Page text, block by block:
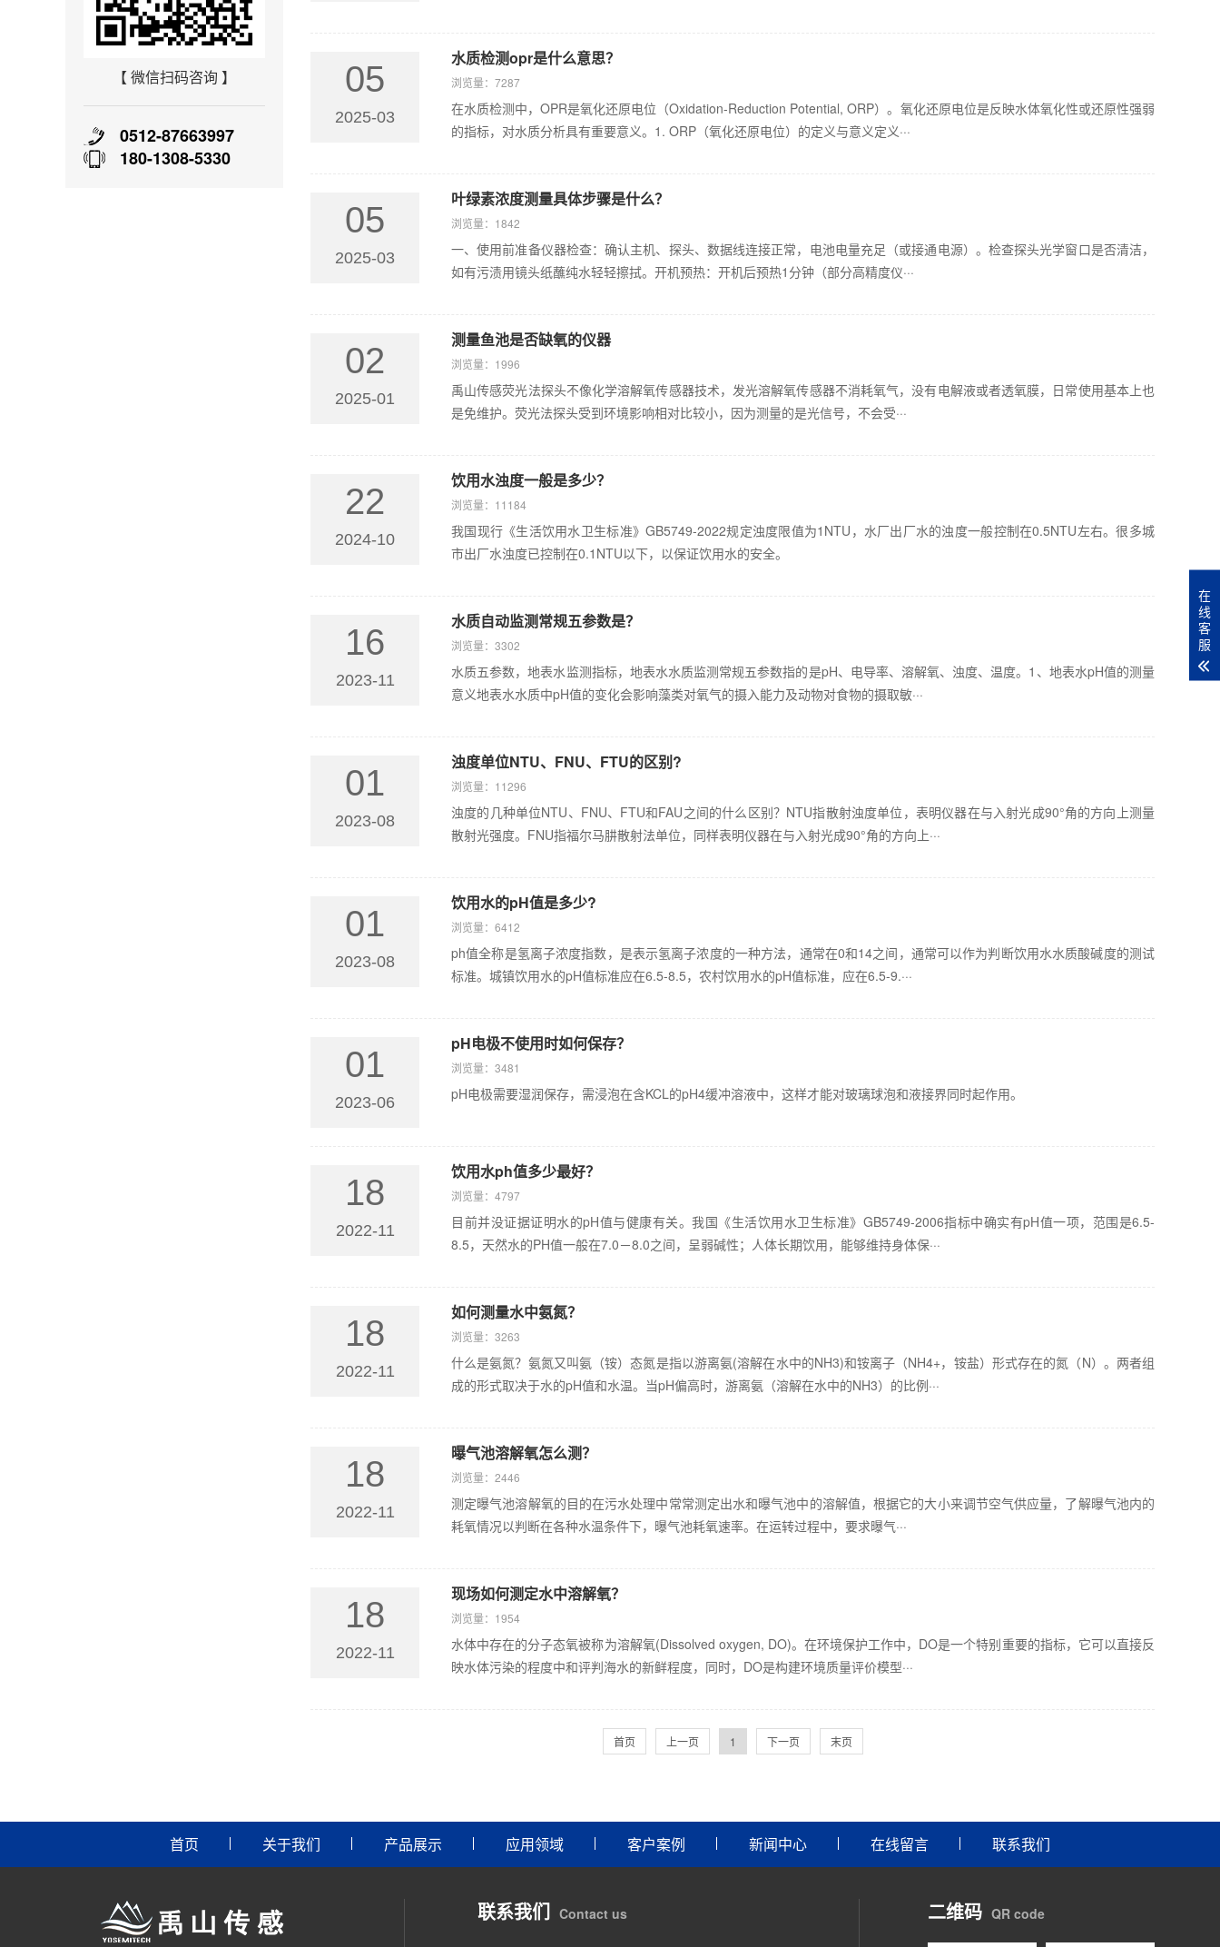
【 微信扫码咨询 】
0512-87663997
180-1308-5330
05
2025-03
水质检测opr是什么意思？
浏览量：7287
在水质检测中，OPR是氧化还原电位（Oxidation-Reduction Potential, ORP）。氧化还原电位是反映水体氧化性或还原性强弱
的指标，对水质分析具有重要意义。1. ORP（氧化还原电位）的定义与意义定义···
05
2025-03
叶绿素浓度测量具体步骤是什么？
浏览量：1842
一、使用前准备仪器检查：确认主机、探头、数据线连接正常，电池电量充足（或接通电源）。检查探头光学窗口是否清洁，
如有污渍用镜头纸蘸纯水轻轻擦拭。开机预热：开机后预热1分钟（部分高精度仪···
02
2025-01
测量鱼池是否缺氧的仪器
浏览量：1996
禹山传感荧光法探头不像化学溶解氧传感器技术，发光溶解氧传感器不消耗氧气，没有电解液或者透氧膜，日常使用基本上也
是免维护。荧光法探头受到环境影响相对比较小，因为测量的是光信号，不会受···
22
2024-10
饮用水浊度一般是多少？
浏览量：11184
我国现行《生活饮用水卫生标准》GB5749-2022规定浊度限值为1NTU，水厂出厂水的浊度一般控制在0.5NTU左右。很多城
市出厂水浊度已控制在0.1NTU以下，以保证饮用水的安全。
16
2023-11
水质自动监测常规五参数是？
浏览量：3302
水质五参数，地表水监测指标，地表水水质监测常规五参数指的是pH、电导率、溶解氧、浊度、温度。1、地表水pH值的测量
意义地表水水质中pH值的变化会影响藻类对氧气的摄入能力及动物对食物的摄取敏···
01
2023-08
浊度单位NTU、FNU、FTU的区别?
浏览量：11296
浊度的几种单位NTU、FNU、FTU和FAU之间的什么区别？NTU指散射浊度单位，表明仪器在与入射光成90°角的方向上测量
散射光强度。FNU指福尔马肼散射法单位，同样表明仪器在与入射光成90°角的方向上···
01
2023-08
饮用水的pH值是多少?
浏览量：6412
ph值全称是氢离子浓度指数，是表示氢离子浓度的一种方法，通常在0和14之间，通常可以作为判断饮用水水质酸碱度的测试
标准。城镇饮用水的pH值标准应在6.5-8.5，农村饮用水的pH值标准，应在6.5-9.···
01
2023-06
pH电极不使用时如何保存？
浏览量：3481
pH电极需要湿润保存，需浸泡在含KCL的pH4缓冲溶液中，这样才能对玻璃球泡和液接界同时起作用。
18
2022-11
饮用水ph值多少最好？
浏览量：4797
目前并没证据证明水的pH值与健康有关。我国《生活饮用水卫生标准》GB5749-2006指标中确实有pH值一项，范围是6.5-
8.5，天然水的PH值一般在7.0－8.0之间，呈弱碱性；人体长期饮用，能够维持身体保···
18
2022-11
如何测量水中氨氮？
浏览量：3263
什么是氨氮？氨氮又叫氨（铵）态氮是指以游离氨(溶解在水中的NH3)和铵离子（NH4+，铵盐）形式存在的氮（N）。两者组
成的形式取决于水的pH值和水温。当pH偏高时，游离氨（溶解在水中的NH3）的比例···
18
2022-11
曝气池溶解氧怎么测？
浏览量：2446
测定曝气池溶解氧的目的在污水处理中常常测定出水和曝气池中的溶解值，根据它的大小来调节空气供应量，了解曝气池内的
耗氧情况以判断在各种水温条件下，曝气池耗氧速率。在运转过程中，要求曝气···
18
2022-11
现场如何测定水中溶解氧？
浏览量：1954
水体中存在的分子态氧被称为溶解氧(Dissolved oxygen, DO)。在环境保护工作中，DO是一个特别重要的指标，它可以直接反
映水体污染的程度中和评判海水的新鲜程度，同时，DO是构建环境质量评价模型···
首页 上一页 1 下一页 末页
首页 关于我们 产品展示 应用领域 客户案例 新闻中心 在线留言 联系我们
联系我们 Contact us 二维码 QR code
在
线
客
服